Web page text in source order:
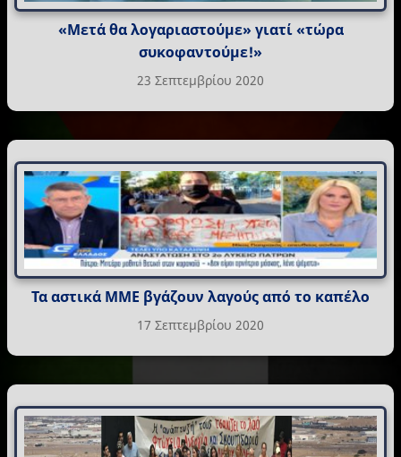
«Μετά θα λογαριαστούμε» γιατί «τώρα
συκοφαντούμε!»
23 Σεπτεμβρίου 2020
Τα αστικά ΜΜΕ βγάζουν λαγούς από το καπέλο
17 Σεπτεμβρίου 2020